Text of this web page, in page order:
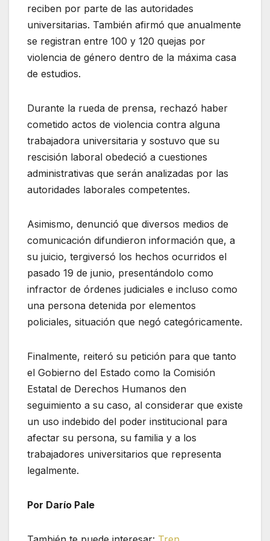
reciben por parte de las autoridades
universitarias. También afirmó que anualmente
se registran entre 100 y 120 quejas por
violencia de género dentro de la máxima casa
de estudios.
Durante la rueda de prensa, rechazó haber
cometido actos de violencia contra alguna
trabajadora universitaria y sostuvo que su
rescisión laboral obedeció a cuestiones
administrativas que serán analizadas por las
autoridades laborales competentes.
Asimismo, denunció que diversos medios de
comunicación difundieron información que, a
su juicio, tergiversó los hechos ocurridos el
pasado 19 de junio, presentándolo como
infractor de órdenes judiciales e incluso como
una persona detenida por elementos
policiales, situación que negó categóricamente.
Finalmente, reiteró su petición para que tanto
el Gobierno del Estado como la Comisión
Estatal de Derechos Humanos den
seguimiento a su caso, al considerar que existe
un uso indebido del poder institucional para
afectar su persona, su familia y a los
trabajadores universitarios que representa
legalmente.
Por Darío Pale